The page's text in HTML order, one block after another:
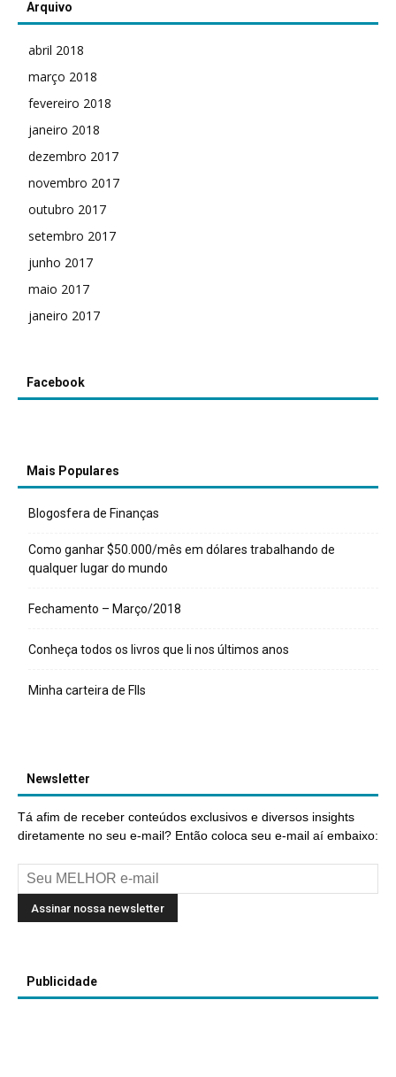
Arquivo
abril 2018
março 2018
fevereiro 2018
janeiro 2018
dezembro 2017
novembro 2017
outubro 2017
setembro 2017
junho 2017
maio 2017
janeiro 2017
Facebook
Mais Populares
Blogosfera de Finanças
Como ganhar $50.000/mês em dólares trabalhando de
qualquer lugar do mundo
Fechamento – Março/2018
Conheça todos os livros que li nos últimos anos
Minha carteira de FIIs
Newsletter
Tá afim de receber conteúdos exclusivos e diversos insights
diretamente no seu e-mail? Então coloca seu e-mail aí embaixo:
Publicidade